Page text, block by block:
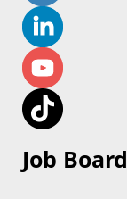
Job Board